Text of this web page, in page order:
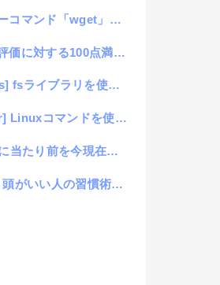
ド「wget」のちょっと便利な使い方
に対する100点満点の採点法
を使って多重階層のmkdirを実現するソースコード
ドを使って任意のディレクトリーの内容量を表示
を今現在の常識にするイノベーション
い人の習慣術（著 : 小泉十三）